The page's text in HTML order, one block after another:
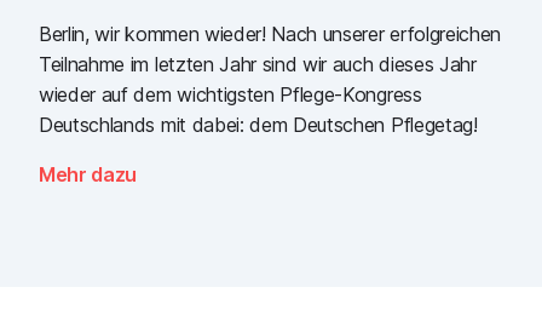
Berlin, wir kommen wieder! Nach unserer erfolgreichen
Teilnahme im letzten Jahr sind wir auch dieses Jahr
wieder auf dem wichtigsten Pflege-Kongress
Deutschlands mit dabei: dem Deutschen Pflegetag!
Mehr dazu